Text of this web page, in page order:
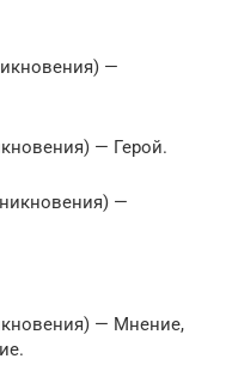
—
— Герой.
—
— Мнение,